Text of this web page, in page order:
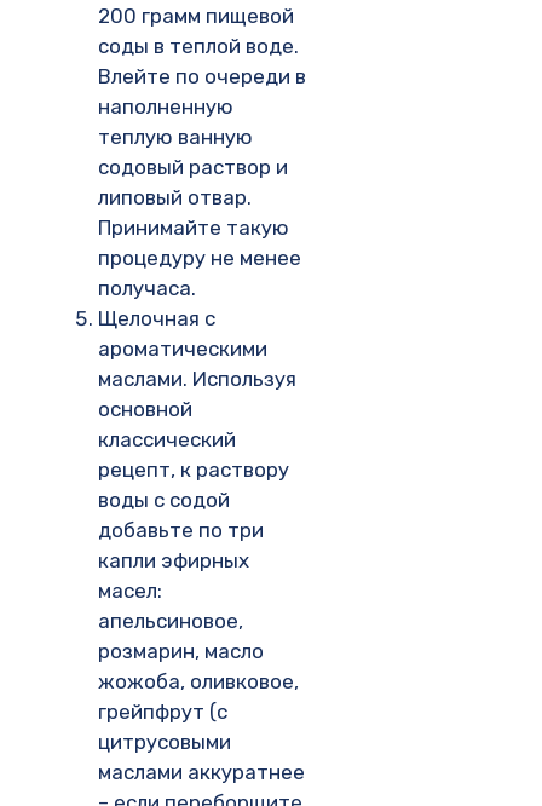
200 грамм пищевой
соды в теплой воде.
Влейте по очереди в
наполненную
теплую ванную
содовый раствор и
липовый отвар.
Принимайте такую
процедуру не менее
получаса.
Щелочная с
ароматическими
маслами. Используя
основной
классический
рецепт, к раствору
воды с содой
добавьте по три
капли эфирных
масел:
апельсиновое,
розмарин, масло
жожоба, оливковое,
грейпфрут (с
цитрусовыми
маслами аккуратнее